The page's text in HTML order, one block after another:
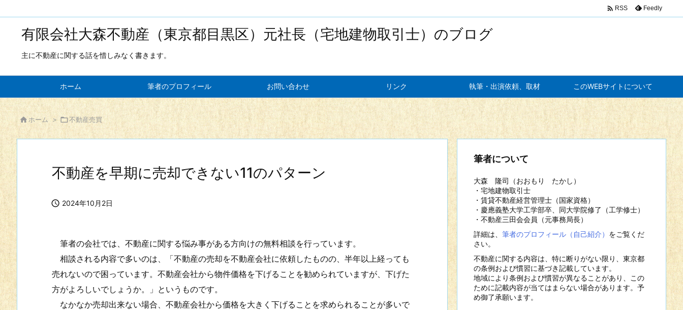
有限会社大森不動産（東京都目黒区）元社長（宅地建物取引士）のブログ
主に不動産に関する話を惜しみなく書きます。
ホーム 筆者のプロフィール お問い合わせ リンク 執筆・出演依頼、取材 このWEBサイトについて
 RSS Feedly
ホーム > 不動産売買
不動産を早期に売却できない11のパターン
 2024年10月2日
筆者の会社では、不動産に関する悩み事がある方向けの無料相談を行っています。
相談される内容で多いのは、「不動産の売却を不動産会社に依頼したものの、半年以上経っても
売れないので困っています。不動産会社から物件価格を下げることを勧められていますが、下げた
方がよろしいでしょうか。」というものです。
なかなか売却出来ない場合、不動産会社から価格を大きく下げることを求められることが多いで
筆者について
大森 隆司（おおもり たかし）
・宅地建物取引士
・賃貸不動産経営管理士（国家資格）
・慶應義塾大学工学部卒、同大学院修了（工学修士）
・不動産三田会会員（元事務局長）
詳細は、 筆者のプロフィール（自己紹介） をご覧くだ
さい。
不動産に関する内容は、特に断りがない限り、東京都
の条例および慣習に基づき記載しています。
地域により条例および慣習が異なることがあり、この
ために記載内容が当てはまらない場合があります。予
め御了承願います。